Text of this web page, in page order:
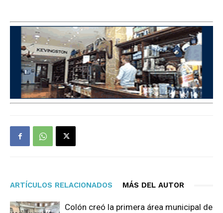
ARTÍCULOS RELACIONADOS MÁS DEL AUTOR
Colón creó la primera área municipal de